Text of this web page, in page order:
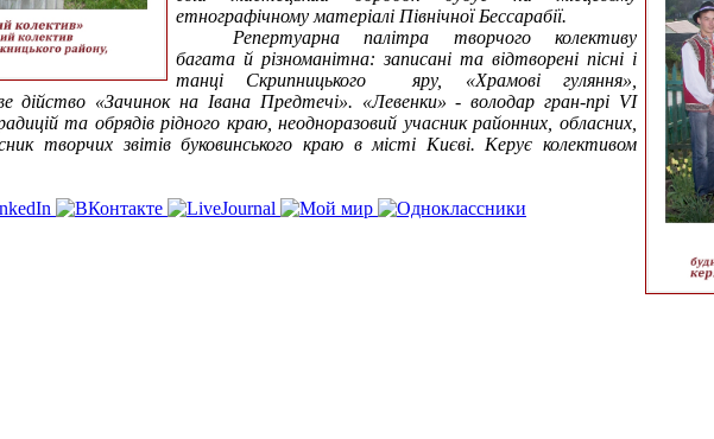
етнографічному матеріалі Північної Бессарабії.
Репертуарна палітра творчого колективу
багата й різноманітна: записані та відтворені пісні і
танці Скрипницького яру, «Храмові гуляння»,
дійство «Зачинок на Івана Предтечі». «Левенки» - володар гран-прі VІ
та обрядів рідного краю, неодноразовий учасник районних, обласних,
творчих звітів буковинського краю в місті Києві. Керує колективом